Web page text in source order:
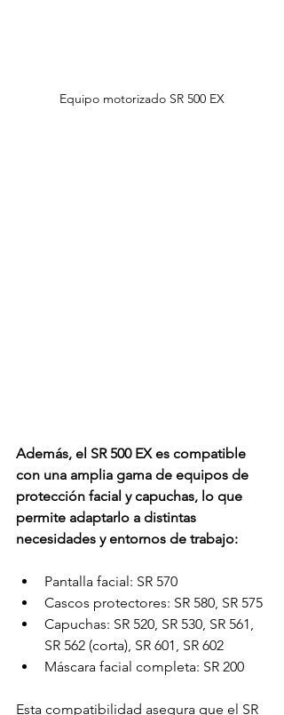
Equipo motorizado SR 500 EX
Además, el SR 500 EX es compatible
con una amplia gama de equipos de
protección facial y capuchas, lo que
permite adaptarlo a distintas
necesidades y entornos de trabajo:
Pantalla facial: SR 570
Cascos protectores: SR 580, SR 575
Capuchas: SR 520, SR 530, SR 561,
SR 562 (corta), SR 601, SR 602
Máscara facial completa: SR 200
Esta compatibilidad asegura que el SR